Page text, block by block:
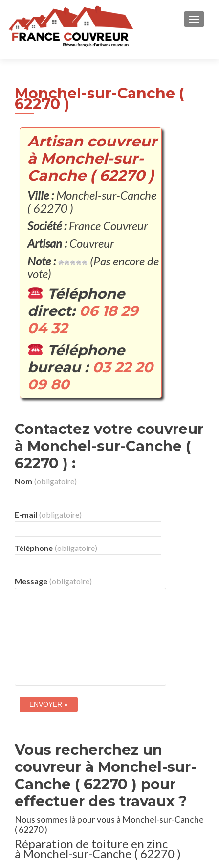
Monchel-sur-Canche (
62270 )
Artisan couvreur
à Monchel-sur-
Canche ( 62270 )
Ville :Monchel-sur-Canche
( 62270 )
Société :France Couvreur
Artisan :Couvreur
Note :
(Pas encore de
vote)
Téléphone
direct: 06 18 29
04 32
Téléphone
bureau : 03 22 20
09 80
Contactez votre couvreur
à Monchel-sur-Canche (
62270 ) :
Nom (obligatoire)
E-mail (obligatoire)
Téléphone (obligatoire)
Message (obligatoire)
Vous recherchez un
couvreur à Monchel-sur-
Canche ( 62270 ) pour
effectuer des travaux ?
Nous sommes là pour vous à Monchel-sur-Canche
( 62270 )
Réparation de toiture en zinc
à Monchel-sur-Canche ( 62270 )